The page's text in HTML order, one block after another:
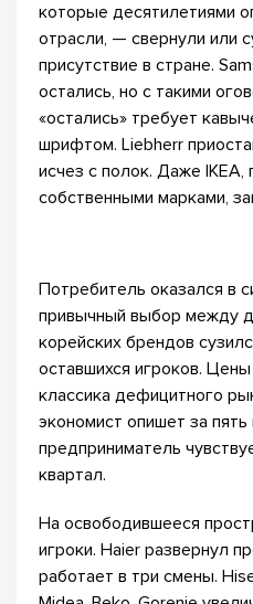
которые десятилетиями
отрасли, — свернули или
присутствие в стране.
остались, но с такими
«остались» требует
шрифтом. Liebherr
исчез с полок. Даже IKEA,
собственными марками,
Потребитель оказался в
привычный выбор между
корейских брендов
оставшихся игроков.
классика дефицитного
экономист опишет за
предприниматель
квартал.
На освободившееся
игроки. Haier развернул
работает в три смены.